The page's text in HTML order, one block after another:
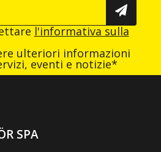
l'informativa sulla
ulteriori informazioni
eventi e notizie*
SPA